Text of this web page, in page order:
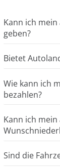
Kann ich
geben?
Bietet
Wie kann ich
bezahlen?
Kann ich
Sind die